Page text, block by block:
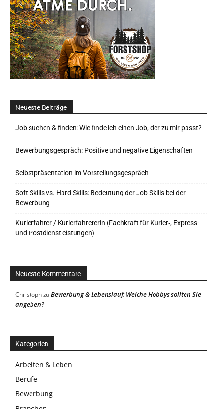
Neueste Beiträge
Job suchen & finden: Wie finde ich einen Job, der zu mir passt?
Bewerbungsgespräch: Positive und negative Eigenschaften
Selbstpräsentation im Vorstellungsgespräch
Soft Skills vs. Hard Skills: Bedeutung der Job Skills bei der
Bewerbung
Kurierfahrer / Kurierfahrererin (Fachkraft für Kurier‑, Express-
und Postdienstleistungen)
Neueste Kommentare
ChristophzuBewerbung & Lebenslauf: Welche Hobbys sollten Sie
angeben?
Kategorien
Arbeiten & Leben
Berufe
Bewerbung